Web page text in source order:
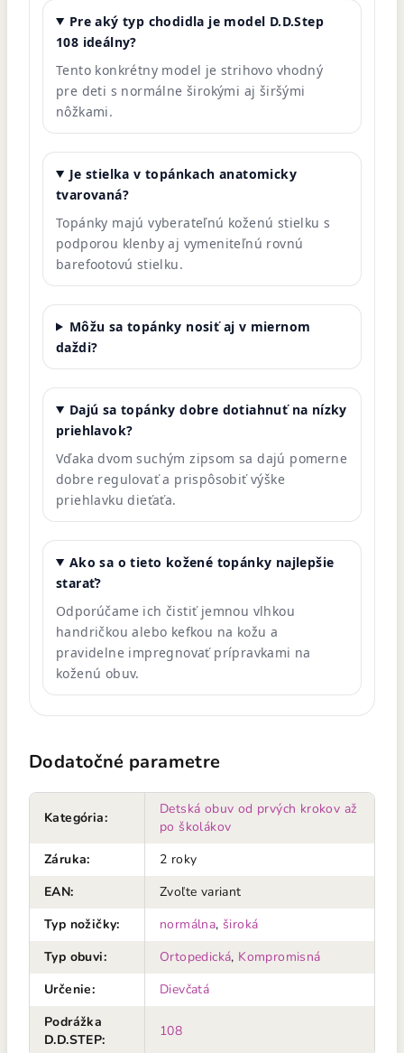
Pre aký typ chodidla je model D.D.Step
108 ideálny?
Tento konkrétny model je strihovo vhodný
pre deti s normálne širokými aj širšými
nôžkami.
Je stielka v topánkach anatomicky
tvarovaná?
Topánky majú vyberateľnú koženú stielku s
podporou klenby aj vymeniteľnú rovnú
barefootovú stielku.
Môžu sa topánky nosiť aj v miernom
daždi?
Dajú sa topánky dobre dotiahnuť na nízky
priehlavok?
Vďaka dvom suchým zipsom sa dajú pomerne
dobre regulovať a prispôsobiť výške
priehlavku dieťaťa.
Ako sa o tieto kožené topánky najlepšie
starať?
Odporúčame ich čistiť jemnou vlhkou
handričkou alebo kefkou na kožu a
pravidelne impregnovať prípravkami na
koženú obuv.
Dodatočné parametre
Kategória:
Detská obuv od prvých krokov až
po školákov
Záruka:
2 roky
EAN:
Zvoľte variant
Typ nožičky: normálna, široká
Typ obuvi: Ortopedická, Kompromisná
Určenie:
Dievčatá
Podrážka
D.D.STEP:
108